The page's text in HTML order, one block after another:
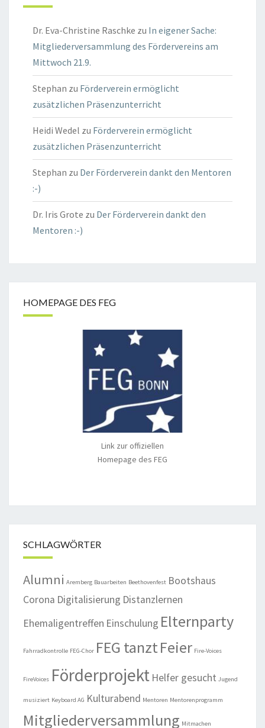
Dr. Eva-Christine Raschke zu In eigener Sache:
Mitgliederversammlung des Fördervereins am
Mittwoch 21.9.
Stephan zu Förderverein ermöglicht
zusätzlichen Präsenzunterricht
Heidi Wedel zu Förderverein ermöglicht
zusätzlichen Präsenzunterricht
Stephan zu Der Förderverein dankt den Mentoren
:-)
Dr. Iris Grote zu Der Förderverein dankt den
Mentoren :-)
HOMEPAGE DES FEG
Link zur offiziellen
Homepage des FEG
SCHLAGWÖRTER
Alumni Aremberg Bauarbeiten Beethovenfest Bootshaus
Corona Digitalisierung Distanzlernen
Ehemaligentreffen Einschulung Elternparty
Fahrradkontrolle FEG-Chor FEG tanztFeier Fire-Voices
FireVoices Förderprojekt Helfer gesucht Jugend
musiziert Keyboard AG Kulturabend Mentoren Mentorenprogramm
Mitgliederversammlung Mitmachen